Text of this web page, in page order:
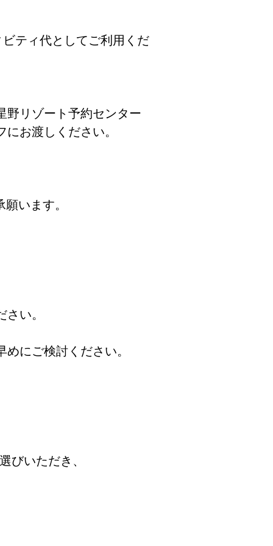
ティ代としてご利用くだ
野リゾート予約センター
お渡しください。
います。
い。
にご検討ください。
びいただき、